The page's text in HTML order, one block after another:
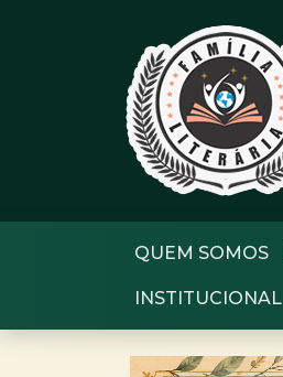
QUEM SOMOS
INSTITUCIONAL